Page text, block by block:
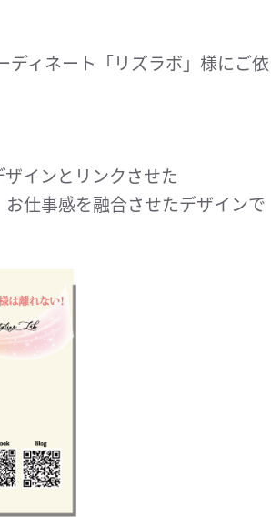
ディネート「リズラボ」様にご依
インとリンクさせた
仕事感を融合させたデザインで